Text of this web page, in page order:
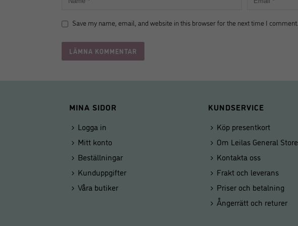
Save my name, email, and website in this browser for the next time I comment.
MINA SIDOR
Logga in
Mitt konto
Beställningar
Kunduppgifter
Våra butiker
KUNDSERVICE
Köp presentkort
Om Leilas General Store
Kontakta oss
Frakt och leverans
Priser och betalning
Ångerrätt och returer